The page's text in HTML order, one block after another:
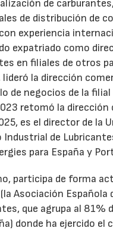
de
de distribución de
experiencia
expatriado como
en filiales de otros
lideró la dirección
de negocios de la filial
retomó la dirección
es el director de la
Industrial de
para España y
participa de forma
Asociación Española
que agrupa al 81%
donde ha ejercido el